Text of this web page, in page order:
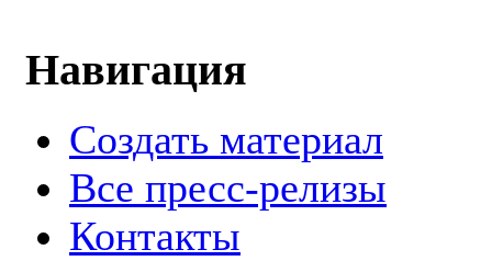
Навигация
Создать материал
Все пресс-релизы
Контакты